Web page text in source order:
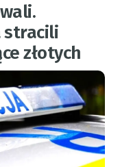
stracili
złotych